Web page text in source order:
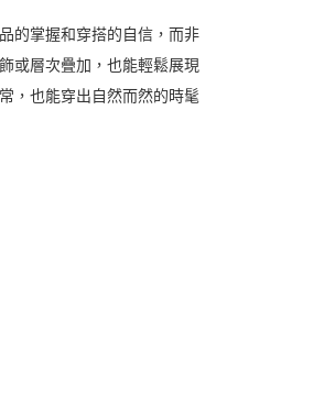
的掌握和穿搭的自信，而非
或層次疊加，也能輕鬆展現
，也能穿出自然而然的時髦